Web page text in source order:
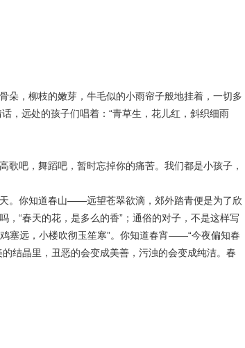
，柳枝的嫩芽，牛毛似的小雨帘子般地挂着，一切多
，远处的孩子们唱着：“青草生，花儿红，斜织细雨
吧，舞蹈吧，暂时忘掉你的痛苦。我们都是小孩子，
。你知道春山——远望苍翠欲滴，郊外踏青便是为了欣
“春天的花，是多么的香”；通俗的对子，不是这样写
塞远，小楼吹彻玉笙寒”。你知道春宵——“今夜偏知春
结晶里，丑恶的会变成美善，污浊的会变成纯洁。春